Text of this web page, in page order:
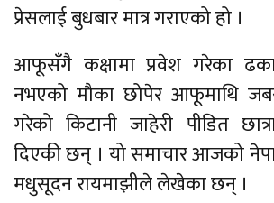
प्रेसलाई बुधबार मात्र गराएको हो ।
आफूसँगै कक्षामा प्रवेश गरेका
नभएको मौका छोपेर आफूमाथि
गरेको किटानी जाहेरी पीडित
दिएकी छन् । यो समाचार आजको
मधुसूदन रायमाझीले लेखेका छन् ।